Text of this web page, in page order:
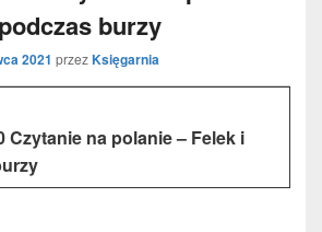
burzy
2021 przezKsięgarnia
Czytanie na polanie – Felek i